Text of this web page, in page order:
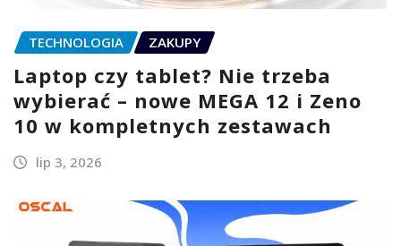
TECHNOLOGIA ZAKUPY
Laptop czy tablet? Nie trzeba
wybierać – nowe MEGA 12 i Zeno
10 w kompletnych zestawach
lip 3, 2026